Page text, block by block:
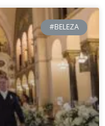
#BELEZA